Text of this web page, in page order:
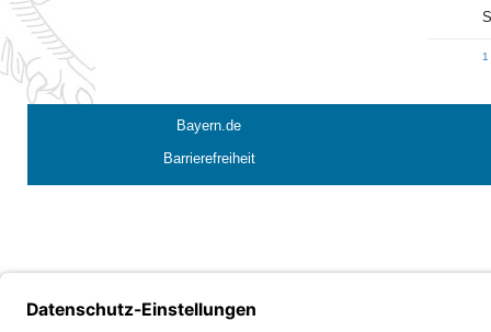
1
Bayern.de
Barrierefreiheit